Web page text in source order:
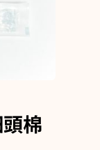
棉